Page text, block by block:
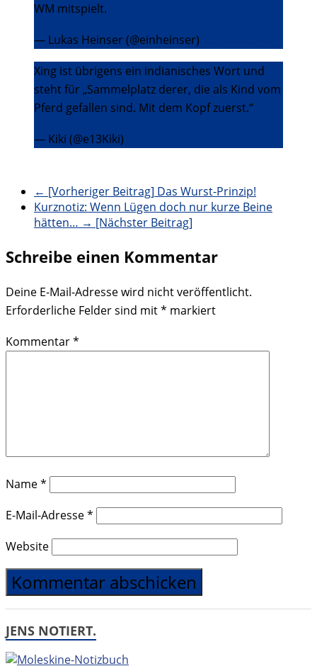
WM mitspielt.
— Lukas Heinser (@einheinser)
Xing ist übrigens ein indianisches Wort und
steht für „Sammelplatz derer, die als Kind vom
Pferd gefallen sind. Mit dem Kopf zuerst.“
— Kiki (@e13Kiki)
← [Vorheriger Beitrag] Das Wurst-Prinzip!
Kurznotiz: Wenn Lügen doch nur kurze Beine
hätten… → [Nächster Beitrag]
Schreibe einen Kommentar
Deine E-Mail-Adresse wird nicht veröffentlicht.
Erforderliche Felder sind mit* markiert
Kommentar*
Name*
E-Mail-Adresse*
Website
JENS NOTIERT.